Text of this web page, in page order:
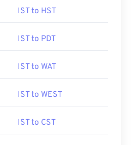
IST to HST
IST to PDT
IST to WAT
IST to WEST
IST to CST